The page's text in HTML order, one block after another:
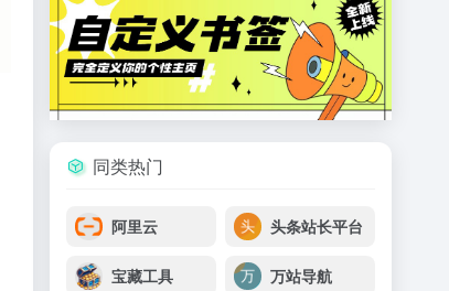
同类热门
阿里云 头条站长平台
宝藏工具 万站导航